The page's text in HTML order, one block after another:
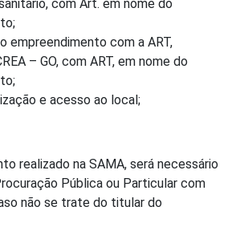
com Art. em nome do
empreendimento com a ART,
– GO, com ART, em nome do
e acesso ao local;
realizado na SAMA, será necessário
Pública ou Particular com
não se trate do titular do